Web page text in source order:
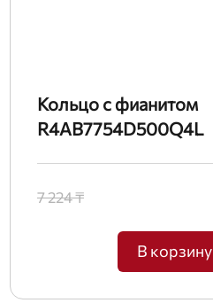
Кольцо с фианитом
R4AB7754D500Q4L
7 224 ₸
В корзину